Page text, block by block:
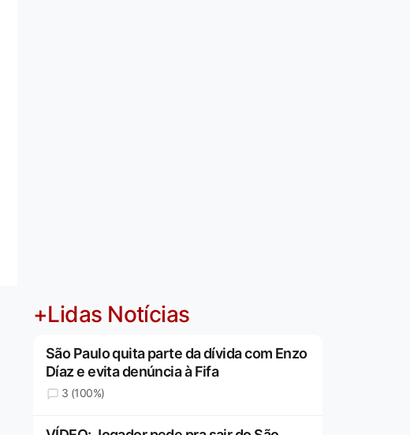
+Lidas Notícias
São Paulo quita parte da dívida com Enzo
Díaz e evita denúncia à Fifa
3 (100%)